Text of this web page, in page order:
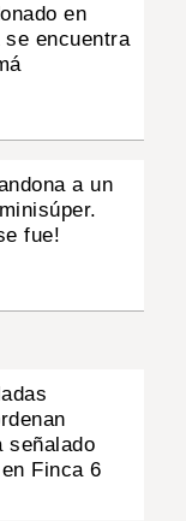
en
encuentra
a un
fue!
señalado
Finca 6